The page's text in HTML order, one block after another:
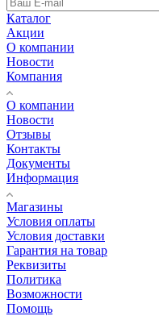
Каталог
Акции
О компании
Новости
Компания
О компании
Новости
Отзывы
Контакты
Документы
Информация
Магазины
Условия оплаты
Условия доставки
Гарантия на товар
Реквизиты
Политика
Возможности
Помощь